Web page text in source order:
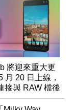
將迎來重大更
月 20 日上線，
接與 RAW 檔後